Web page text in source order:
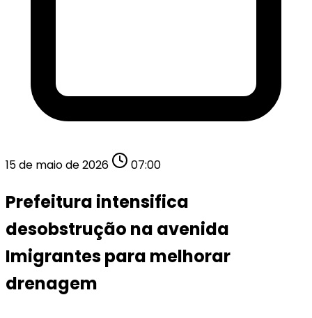
15 de maio de 2026 07:00
Prefeitura intensifica
desobstrução na avenida
Imigrantes para melhorar
drenagem